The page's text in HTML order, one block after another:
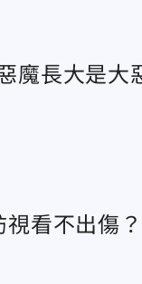
魔長大是大
看不出傷？